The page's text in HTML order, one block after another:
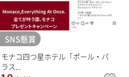
SNS懸賞
モナコ四つ星ホテル「ポール・パ
ラス...